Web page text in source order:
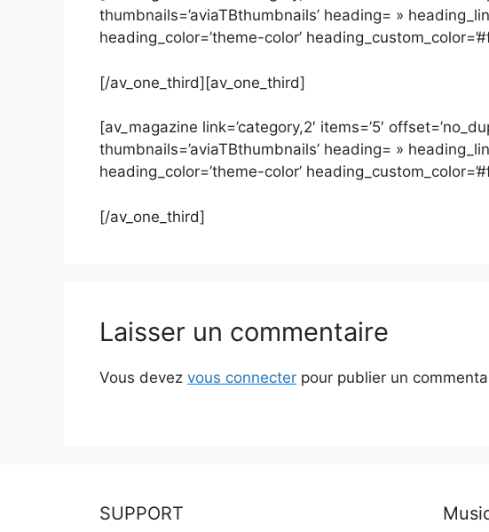
thumbnails=’aviaTBthumbnails’ heading= »
heading_color=’theme-color’
[/av_one_third][av_one_third]
[av_magazine link=’category,2′ items=’5′
thumbnails=’aviaTBthumbnails’ heading= »
heading_color=’theme-color’
[/av_one_third]
Laisser un commentaire
Vous devez vous connecter pour publier un
SUPPORT